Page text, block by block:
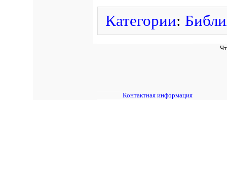
Категории:
Контактная информация